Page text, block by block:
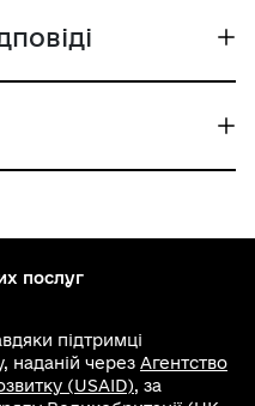
послуг
підтримці
наданій через Агентство
(USAID), за